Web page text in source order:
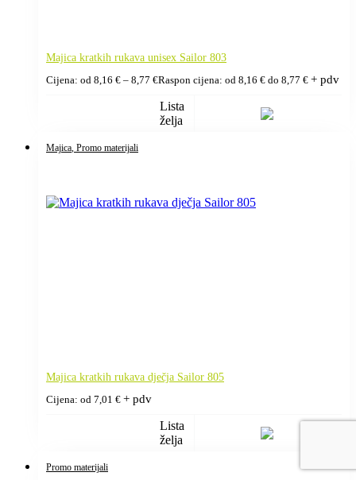
Majica kratkih rukava unisex Sailor 803
Cijena: od 8,16 € – 8,77 €Raspon cijena: od 8,16 € do 8,77 € + pdv
Lista
želja
Majica, Promo materijali
Majica kratkih rukava dječja Sailor 805
Cijena: od 7,01 € + pdv
Lista
želja
Promo materijali